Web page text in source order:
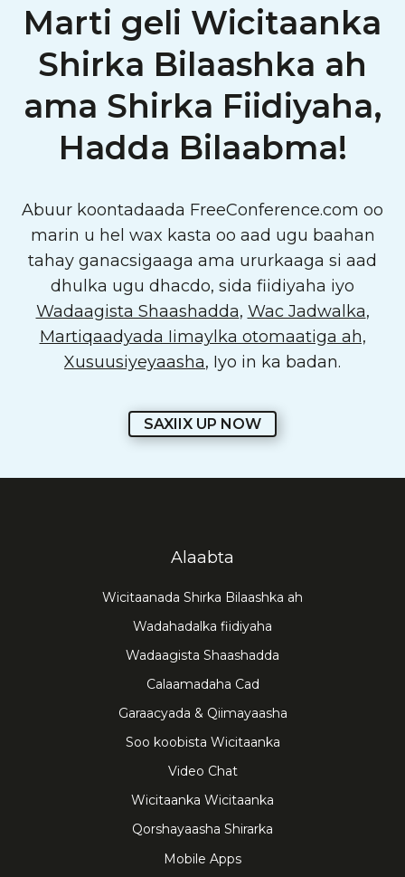
Marti geli Wicitaanka
Shirka Bilaashka ah
ama Shirka Fiidiyaha,
Hadda Bilaabma!
Abuur koontadaada FreeConference.com oo
marin u hel wax kasta oo aad ugu baahan
tahay ganacsigaaga ama ururkaaga si aad
dhulka ugu dhacdo, sida fiidiyaha iyo
Wadaagista Shaashadda, Wac Jadwalka,
Martiqaadyada Iimaylka otomaatiga ah,
Xusuusiyeyaasha, Iyo in ka badan.
SAXIIX UP NOW
Alaabta
Wicitaanada Shirka Bilaashka ah
Wadahadalka fiidiyaha
Wadaagista Shaashadda
Calaamadaha Cad
Garaacyada & Qiimayaasha
Soo koobista Wicitaanka
Video Chat
Wicitaanka Wicitaanka
Qorshayaasha Shirarka
Mobile Apps